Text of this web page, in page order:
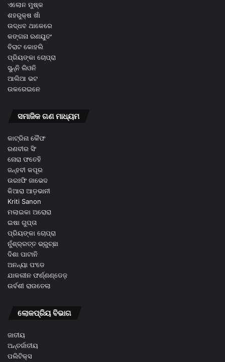
ଏଲୋନ ମୁଷ୍କ
ଶହରୁକ୍ଷ ଖାଁ
ଉଦ୍ଧବ ଥାକେରେ
କଙ୍ଗନା ରଣୟୁତଂ
ବିରାଟ କୋହଲି
ପ୍ରିୟଙ୍କା ଚୋପ୍ରା
ସୁନ୍ନି ଲିଓନି
ଆଲିଆ ଭଟ
ଉକରେଇନେ
ସମାଜିକ ଗଣ ମାଧ୍ୟମ
କାଟ୍ରିନା କୈଫ
ରଣବୀର ସିଂ
ନୋରା ଫତେହି
ଜନ୍ହବୀ କପୂର
ଉରଃଫି ଜାଭେଦ
କିଆରା ଆଡ଼ଭାନୀ
Kriti Sanon
ମଲାଇକା ଅରୋରା
ଇଷା ଗୁପ୍ତା
ପ୍ରିୟଙ୍କା ଚୋପ୍ରା
ନୁଁଶ୍ର୍ରତ୍ତ ଭ୍ରୁଚ୍ଛା
ଦିଶା ପାଟାନି
ଅନନ୍ୟା ପଂଡେ
ଯାକଲୀନ ଫର୍ଣ୍ଣଣ୍ଡେଜ଼
ଉର୍ବଶୀ ରାଉତେଲା
ଲୋକପ୍ରିୟ ବିଭାଗ
ଜାତୀୟ
ଅନ୍ତର୍ଜାତୀୟ
ପଲିଟିକ୍ସ